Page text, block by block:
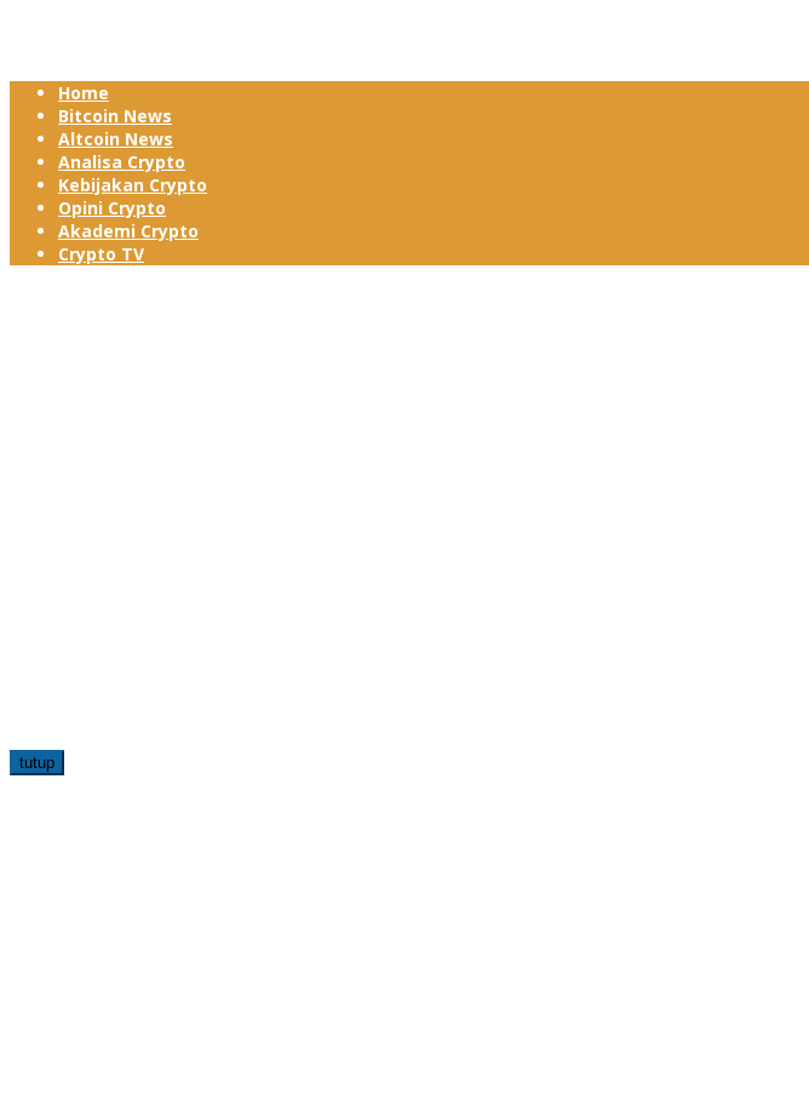
Home
Bitcoin News
Altcoin News
Analisa Crypto
Kebijakan Crypto
Opini Crypto
Akademi Crypto
Crypto TV
tutup